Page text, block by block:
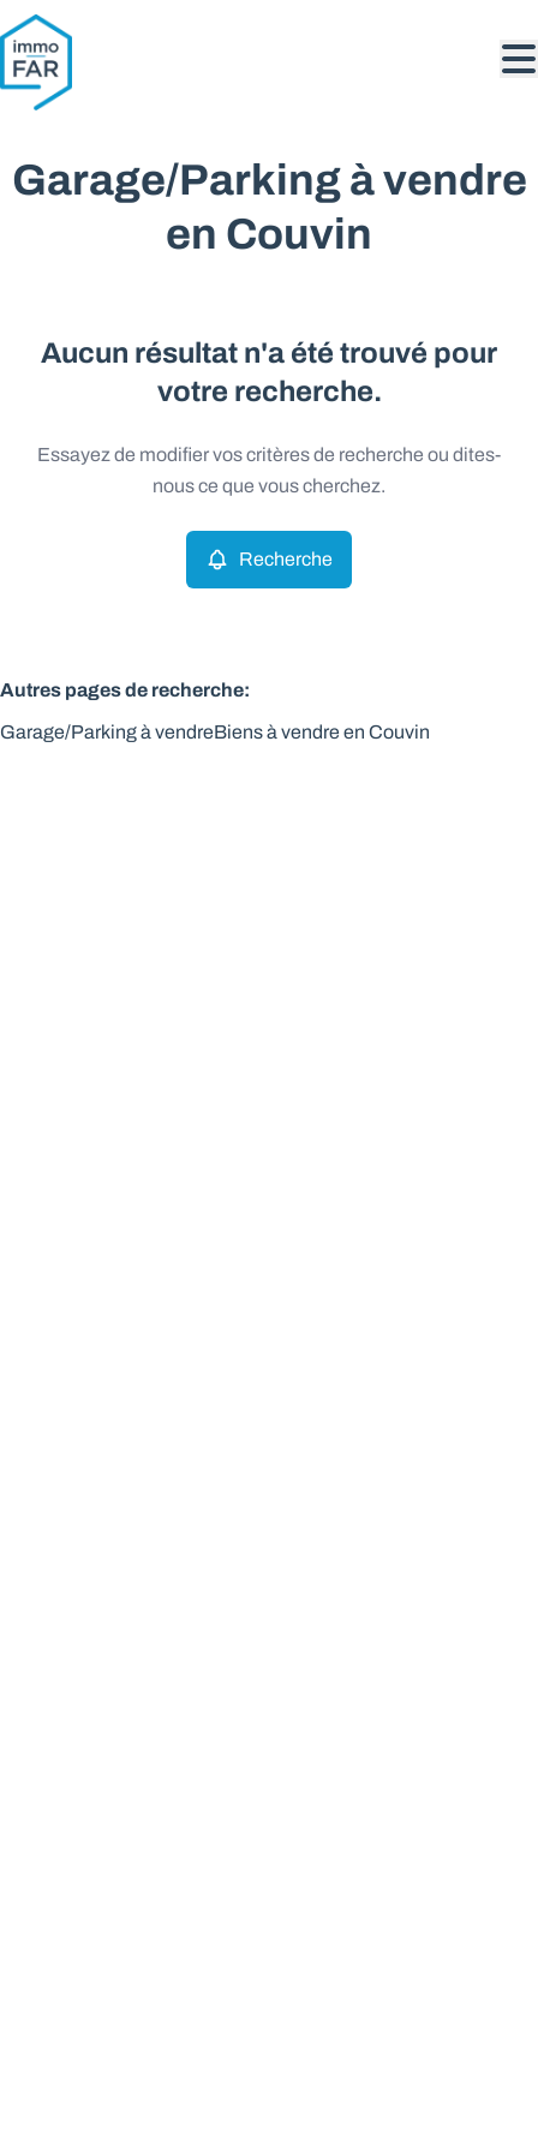
Aller au contenu principal
Garage/Parking à vendre
en Couvin
Aucun résultat n'a été trouvé pour
votre recherche.
Essayez de modifier vos critères de recherche ou dites-
nous ce que vous cherchez.
Recherche
Autres pages de recherche:
Garage/Parking à vendreBiens à vendre en Couvin